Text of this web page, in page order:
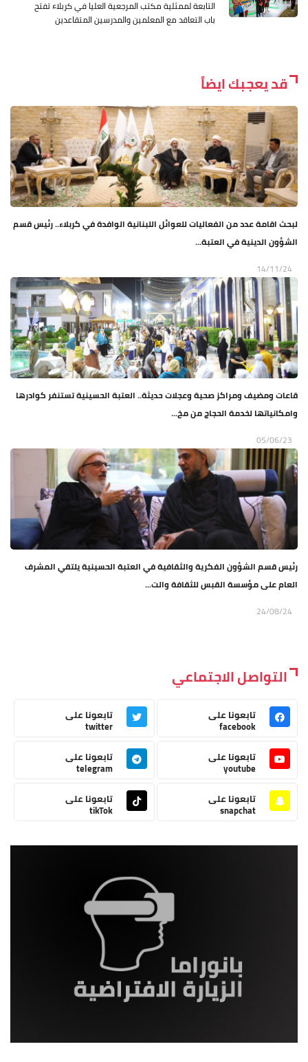
التابعة لممثلية مكتب المرجعية العليا في كربلاء تفتح
باب التعاقد مع المعلمين والمدرسين المتقاعدين
قد يعجبك ايضاً
لبحث اقامة عدد من الفعاليات للعوائل اللبنانية الوافدة في كربلاء.. رئيس قسم
الشؤون الدينية في العتبة...
14/11/24
قاعات ومضيف ومراكز صحية وعجلات حديثة.. العتبة الحسينية تستنفر كوادرها
وامكانياتها لخدمة الحجاج من مخ...
05/06/23
رئيس قسم الشؤون الفكرية والثقافية في العتبة الحسينية يلتقي المشرف
العام على مؤسسة القبس للثقافة والت...
24/08/24
التواصل الاجتماعي
تابعونا على
facebook
تابعونا على
twitter
تابعونا على
youtube
تابعونا على
telegram
تابعونا على
snapchat
تابعونا على
tikTok